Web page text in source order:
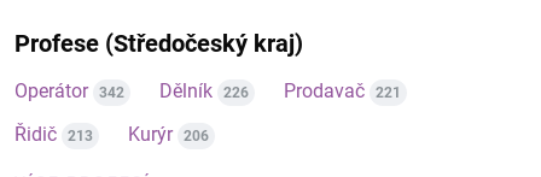
Profese (Středočeský kraj)
Operátor 342 Dělník 226 Prodavač 221
Řidič 213 Kurýr 206